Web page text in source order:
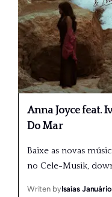
Anna Joyce feat.
Do Mar
Baixe as novas
no Cele-Musik,
Writen byIsaías Januário